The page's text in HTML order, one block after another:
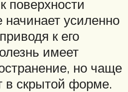
поверхности
начинает усиленно
к его
имеет
но чаще
в скрытой форме.